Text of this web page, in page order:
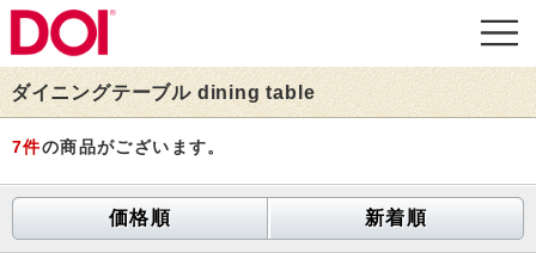
ダイニングテーブル dining table
7件の商品がございます。
価格順 新着順